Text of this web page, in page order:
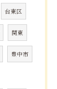
台東区
関東
豊中市